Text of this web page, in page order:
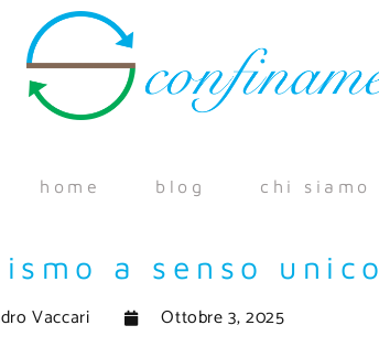
home blog chi siamo
a senso unico
Vaccari Ottobre 3, 2025